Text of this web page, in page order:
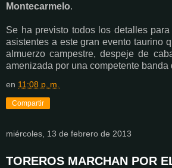
Montecarmelo.
Se ha previsto todos los detalles
asistentes a este gran evento taurino
almuerzo campestre, despeje de
amenizada por una competente banda
en 11:08 p. m.
Compartir
miércoles, 13 de febrero de 2013
TOREROS MARCHAN POR